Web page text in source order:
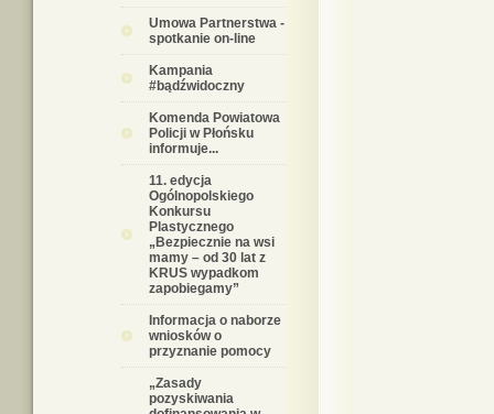
Umowa Partnerstwa -
spotkanie on-line
Kampania
#bądźwidoczny
Komenda Powiatowa
Policji w Płońsku
informuje...
11. edycja
Ogólnopolskiego
Konkursu
Plastycznego
„Bezpiecznie na wsi
mamy – od 30 lat z
KRUS wypadkom
zapobiegamy”
Informacja o naborze
wniosków o
przyznanie pomocy
„Zasady
pozyskiwania